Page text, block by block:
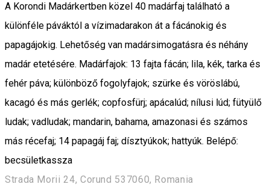
A Korondi Madárkertben közel 40 madárfaj található a
különféle páváktól a vízimadarakon át a fácánokig és
papagájokig. Lehetőség van madársimogatásra és néhány
madár etetésére. Madárfajok: 13 fajta fácán; lila, kék, tarka és
fehér páva; különböző fogolyfajok; szürke és vöröslábú,
kacagó és más gerlék; copfosfürj; apácalúd; nílusi lúd; fütyülő
ludak; vadludak; mandarin, bahama, amazonasi és számos
más récefaj; 14 papagáj faj; dísztyúkok; hattyúk. Belépő:
becsületkassza
Strada Morii 24, Corund 537060, Romania